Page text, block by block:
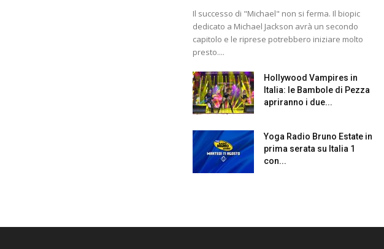
Il successo di "Michael" non si ferma. Il biopic
dedicato a Michael Jackson avrà un secondo
capitolo e le riprese potrebbero iniziare molto
presto....
Hollywood Vampires in
Italia: le Bambole di Pezza
apriranno i due...
Yoga Radio Bruno Estate in
prima serata su Italia 1
con...